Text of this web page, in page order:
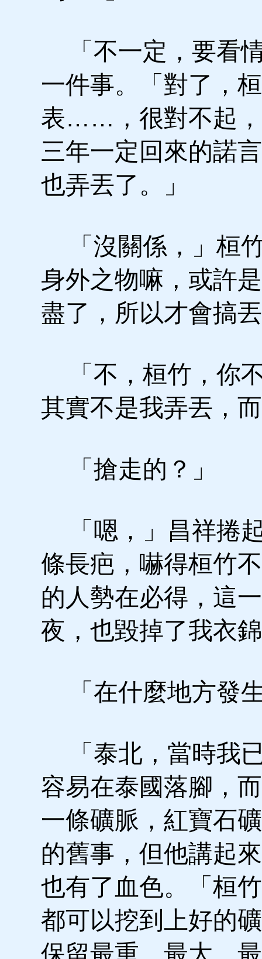
「不一定，要看
一件事。「對了，
表……，很對不起，
三年一定回來的諾
也弄丟了。」
「沒關係，」桓
身外之物嘛，或許
盡了，所以才會搞
「不，桓竹，你
其實不是我弄丟，
「搶走的？」
「嗯，」昌祥捲
條長疤，嚇得桓竹
的人勢在必得，這
夜，也毀掉了我衣
「在什麼地方發
「泰北，當時我
容易在泰國落腳，
一條礦脈，紅寶石
的舊事，但他講起
也有了血色。「桓
都可以挖到上好的
保留最重、最大、